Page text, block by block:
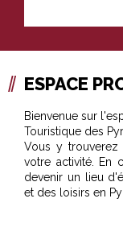
ESPACE
Bienvenue sur
Touristique des
Vous y trouverez
votre activité. En
devenir un lieu
et des loisirs en